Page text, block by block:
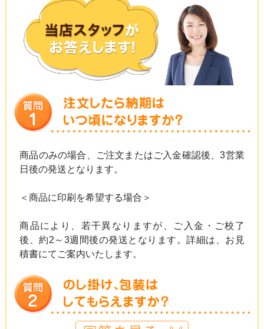
商品のみの場合、ご注文またはご入金確認後、3営業
日後の発送となります。
＜商品に印刷を希望する場合＞
商品により、若干異なりますが、ご入金・ご校了
後、約2～3週間後の発送となります。詳細は、お見
積書にてご案内いたします。